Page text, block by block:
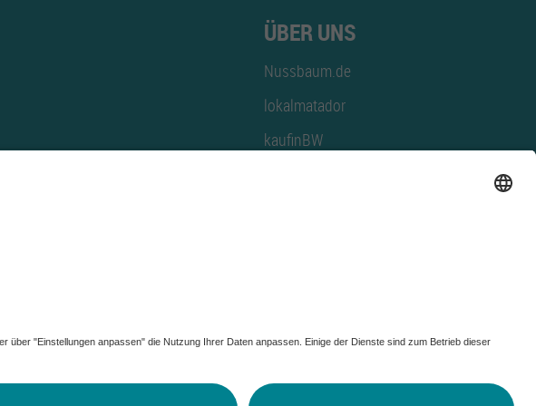
ÜBER UNS
Nussbaum.de
lokalmatador
kaufinBW